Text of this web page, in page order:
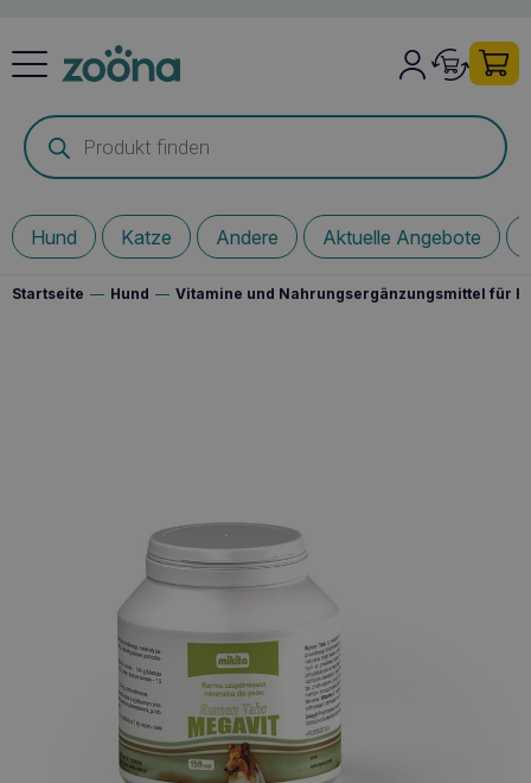
Products
search
Hund Katze Andere Aktuelle Angebote
Startseite — Hund — Vitamine und Nahrungsergänzungsmittel für